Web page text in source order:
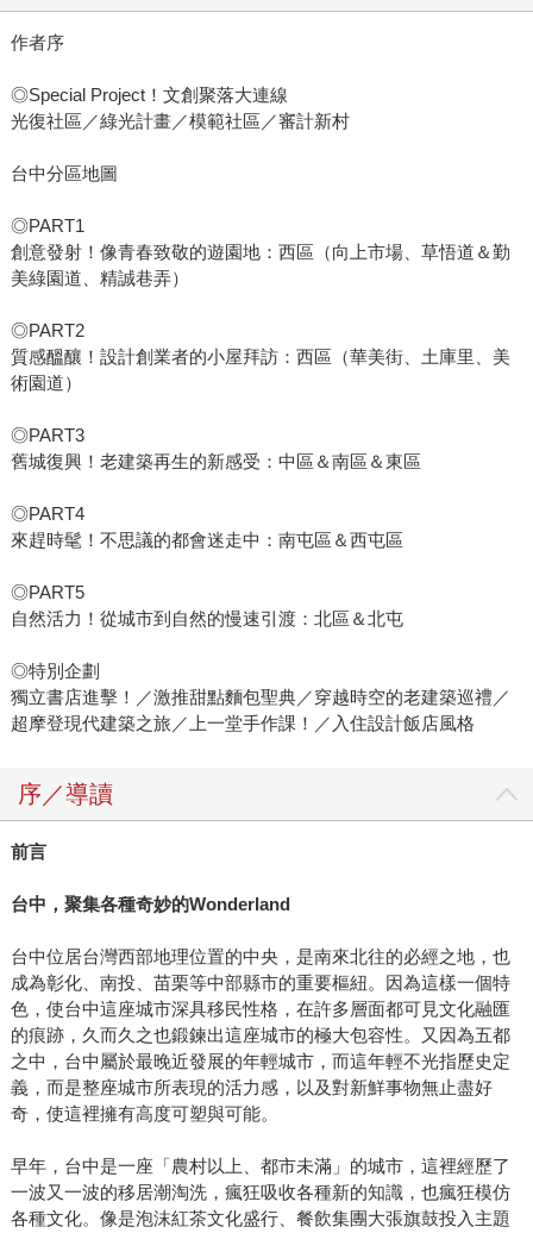
作者序
◎Special Project！文創聚落大連線
光復社區／綠光計畫／模範社區／審計新村
台中分區地圖
◎PART1
創意發射！像青春致敬的遊園地：西區（向上市場、草悟道＆勤
美綠園道、精誠巷弄）
◎PART2
質感醞釀！設計創業者的小屋拜訪：西區（華美街、土庫里、美
術園道）
◎PART3
舊城復興！老建築再生的新感受：中區＆南區＆東區
◎PART4
來趕時髦！不思議的都會迷走中：南屯區＆西屯區
◎PART5
自然活力！從城市到自然的慢速引渡：北區＆北屯
◎特別企劃
獨立書店進擊！／激推甜點麵包聖典／穿越時空的老建築巡禮／
超摩登現代建築之旅／上一堂手作課！／入住設計飯店風格
序／導讀
前言
台中，聚集各種奇妙的Wonderland
台中位居台灣西部地理位置的中央，是南來北往的必經之地，也
成為彰化、南投、苗栗等中部縣市的重要樞紐。因為這樣一個特
色，使台中這座城市深具移民性格，在許多層面都可見文化融匯
的痕跡，久而久之也鍛鍊出這座城市的極大包容性。又因為五都
之中，台中屬於最晚近發展的年輕城市，而這年輕不光指歷史定
義，而是整座城市所表現的活力感，以及對新鮮事物無止盡好
奇，使這裡擁有高度可塑與可能。
早年，台中是一座「農村以上、都市未滿」的城市，這裡經歷了
一波又一波的移居潮淘洗，瘋狂吸收各種新的知識，也瘋狂模仿
各種文化。像是泡沫紅茶文化盛行、餐飲集團大張旗鼓投入主題